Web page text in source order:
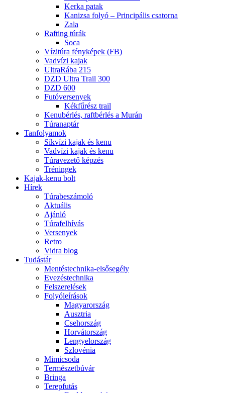
Kerka patak
Kanizsa folyó – Principális csatorna
Zala
Rafting túrák
Soca
Vízitúra fényképek (FB)
Vadvízi kajak
UltraRába 215
DZD Ultra Trail 300
DZD 600
Futóversenyek
Kékfűrész trail
Kenubérlés, raftbérlés a Murán
Túranaptár
Tanfolyamok
Síkvízi kajak és kenu
Vadvízi kajak és kenu
Túravezető képzés
Tréningek
Kajak-kenu bolt
Hírek
Túrabeszámoló
Aktuális
Ajánló
Túrafelhívás
Versenyek
Retro
Vidra blog
Tudástár
Mentéstechnika-elsősegély
Evezéstechnika
Felszerelések
Folyóleírások
Magyarország
Ausztria
Csehország
Horvátország
Lengyelország
Szlovénia
Mimicsoda
Természetbúvár
Bringa
Terepfutás